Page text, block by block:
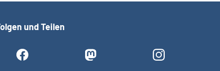
und Teilen